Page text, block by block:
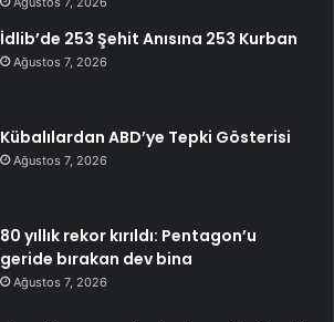
İdlib’de 253 Şehit Anısına 253 Kurban
Ağustos 7, 2026
Kübalılardan ABD’ye Tepki Gösterisi
Ağustos 7, 2026
80 yıllık rekor kırıldı: Pentagon’u
geride bırakan dev bina
Ağustos 7, 2026